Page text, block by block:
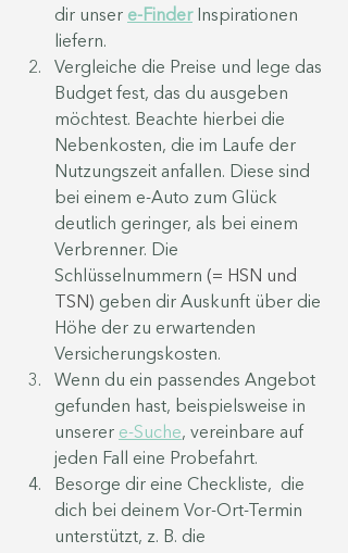
dir unser e-Finder Inspirationen
liefern.
Vergleiche die Preise und lege das
Budget fest, das du ausgeben
möchtest. Beachte hierbei die
Nebenkosten, die im Laufe der
Nutzungszeit anfallen. Diese sind
bei einem e-Auto zum Glück
deutlich geringer, als bei einem
Verbrenner. Die
Schlüsselnummern (= HSN und
TSN) geben dir Auskunft über die
Höhe der zu erwartenden
Versicherungskosten.
Wenn du ein passendes Angebot
gefunden hast, beispielsweise in
unserer e-Suche, vereinbare auf
jeden Fall eine Probefahrt.
Besorge dir eine Checkliste,  die
dich bei deinem Vor-Ort-Termin
unterstützt, z. B. die